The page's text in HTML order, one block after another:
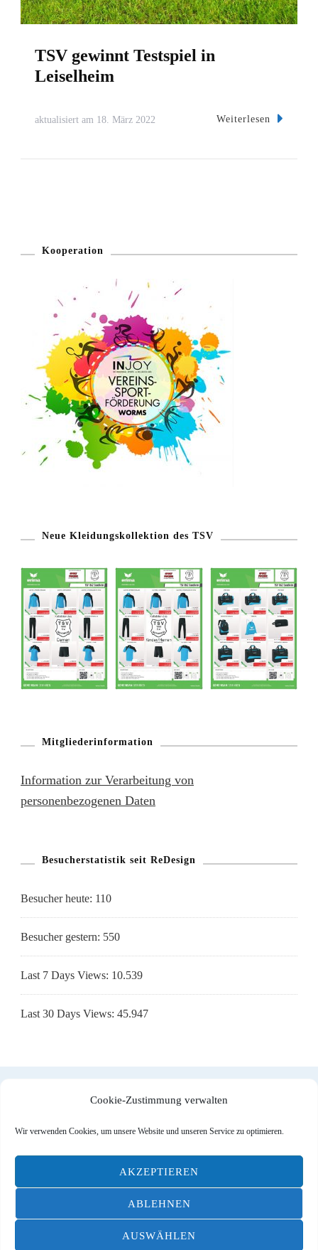
Cookie-Zustimmung verwalten
Wir verwenden Cookies, um unsere Website und unseren Service zu optimieren.
AKZEPTIEREN
ABLEHNEN
AUSWÄHLEN
TSV gewinnt Testspiel in
Leiselheim
aktualisiert am 18. März 2022 Weiterlesen
Kooperation
Neue Kleidungskollektion des TSV
Mitgliederinformation
Information zur Verarbeitung von
personenbezogenen Daten
Besucherstatistik seit ReDesign
Besucher heute: 110
Besucher gestern: 550
Last 7 Days Views: 10.539
Last 30 Days Views: 45.947
DOMITO Web & Ad
Blossom Travel | Entwickelt vonBlossom Themes.
WordPress.Datenschutzerklärung